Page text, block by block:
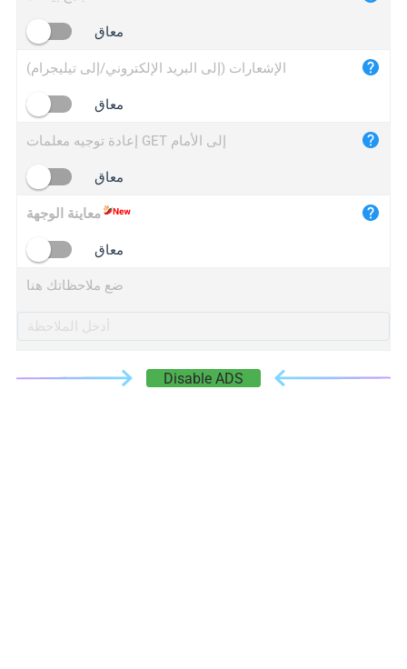
iplogger.cn
معاق
الإشعارات (إلى البريد الإلكتروني/إلى تيليجرام)
معاق
إعادة توجيه معلمات GET إلى الأمام
معاق
معاينة الوجهة
معاق
ضع ملاحظاتك هنا
Disable ADS